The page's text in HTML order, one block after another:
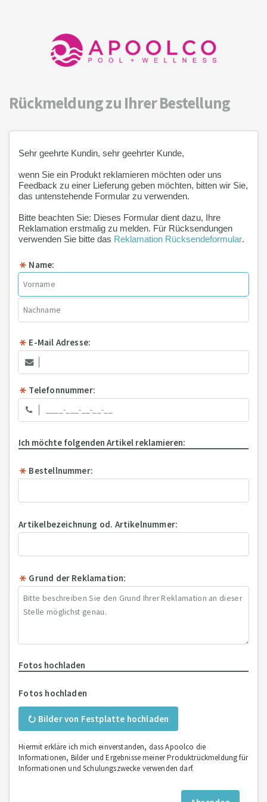
Rückmeldung zu Ihrer Bestellung
Sehr geehrte Kundin, sehr geehrter Kunde,
wenn Sie ein Produkt reklamieren möchten oder uns
Feedback zu einer Lieferung geben möchten, bitten wir Sie,
das untenstehende Formular zu verwenden.
Bitte beachten Sie: Dieses Formular dient dazu, Ihre
Reklamation erstmalig zu melden. Für Rücksendungen
verwenden Sie bitte das Reklamation Rücksendeformular.
Name:
E-Mail Adresse:
Telefonnummer:
Ich möchte folgenden Artikel reklamieren:
Bestellnummer:
Artikelbezeichnung od. Artikelnummer:
Grund der Reklamation:
Fotos hochladen
Fotos hochladen
⭮ Bilder von Festplatte hochladen
Hiermit erkläre ich mich einverstanden, dass Apoolco die
Informationen, Bilder und Ergebnisse meiner Produktrückmeldung für
Informationen und Schulungszwecke verwenden darf.